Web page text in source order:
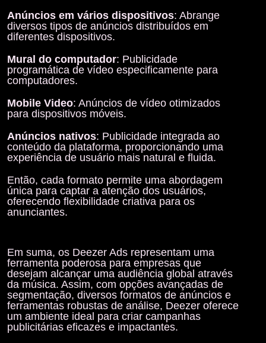
Anúncios em vários dispositivos: Abrange
diversos tipos de anúncios distribuídos em
diferentes dispositivos.
Mural do computador: Publicidade
programática de vídeo especificamente para
computadores.
Mobile Video: Anúncios de vídeo otimizados
para dispositivos móveis.
Anúncios nativos: Publicidade integrada ao
conteúdo da plataforma, proporcionando uma
experiência de usuário mais natural e fluida.
Então, cada formato permite uma abordagem
única para captar a atenção dos usuários,
oferecendo flexibilidade criativa para os
anunciantes.
Em suma, os Deezer Ads representam uma
ferramenta poderosa para empresas que
desejam alcançar uma audiência global através
da música. Assim, com opções avançadas de
segmentação, diversos formatos de anúncios e
ferramentas robustas de análise, Deezer oferece
um ambiente ideal para criar campanhas
publicitárias eficazes e impactantes.